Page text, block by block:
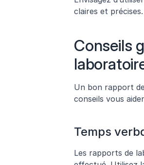
claires et précises.
Conseils
Un bon rapport
conseils vous
Temps
Les rapports de